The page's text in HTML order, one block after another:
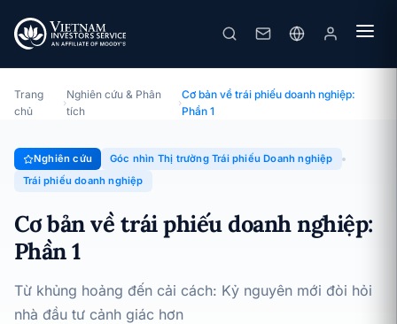
Chuyên đề · Góc nhìn Thị trường Trái phiếu Doanh nghiệp ·
25/07/2025
Trang
chủ
›
Nghiên cứu & Phân
tích
›
Cơ bản về trái phiếu doanh nghiệp:
Phần 1
Nghiên cứu
Góc nhìn Thị trường Trái phiếu Doanh nghiệp
Trái phiếu doanh nghiệp
Cơ bản về trái phiếu doanh nghiệp:
Phần 1
Từ khủng hoảng đến cải cách: Kỷ nguyên mới đòi hỏi
nhà đầu tư cảnh giác hơn